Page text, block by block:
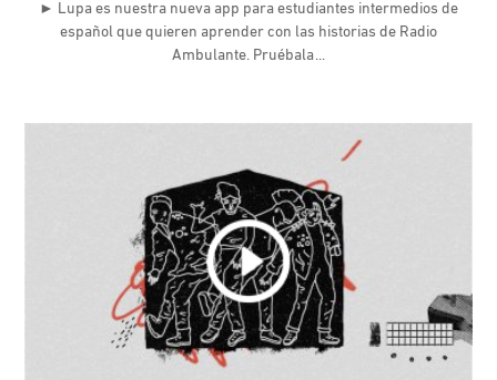
► Lupa es nuestra nueva app para estudiantes intermedios de
español que quieren aprender con las historias de Radio
Ambulante. Pruébala